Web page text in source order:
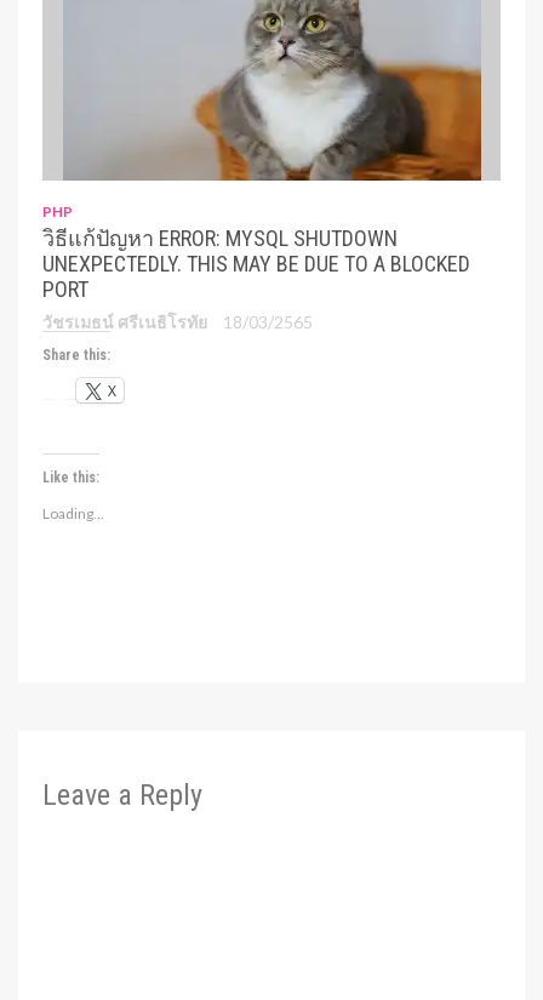
PHP
วิธีแก้ปัญหา ERROR: MYSQL SHUTDOWN
UNEXPECTEDLY. THIS MAY BE DUE TO A BLOCKED
PORT
วัชรเมธน์ ศรีเนธิโรทัย 18/03/2565
Share this:
X
Like this:
Loading...
Leave a Reply